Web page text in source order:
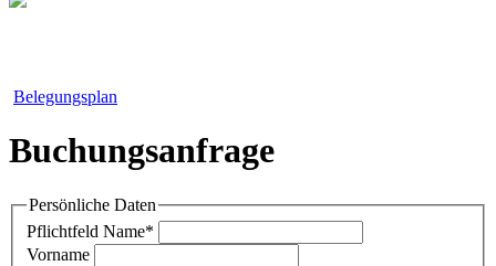
Belegungsplan
Buchungsanfrage
Persönliche Daten
Pflichtfeld Name*
Vorname